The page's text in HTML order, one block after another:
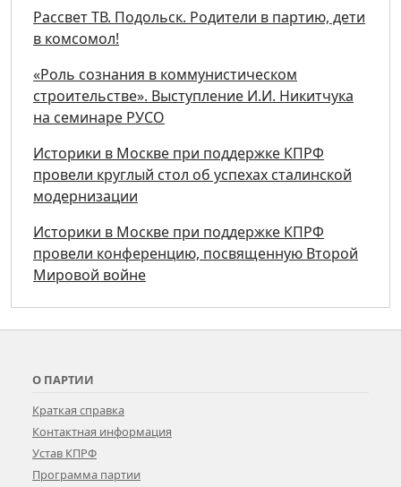
Рассвет ТВ. Подольск. Родители в партию, дети
в комсомол!
«Роль сознания в коммунистическом
строительстве». Выступление И.И. Никитчука
на семинаре РУСО
Историки в Москве при поддержке КПРФ
провели круглый стол об успехах сталинской
модернизации
Историки в Москве при поддержке КПРФ
провели конференцию, посвященную Второй
Мировой войне
О ПАРТИИ
Краткая справка
Контактная информация
Устав КПРФ
Программа партии